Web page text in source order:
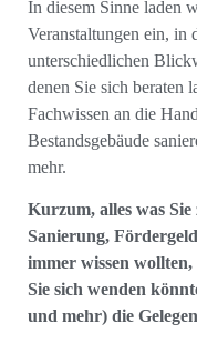
In diesem Sinne laden
Veranstaltungen ein, in
unterschiedlichen
denen Sie sich beraten
Fachwissen an die
Bestandsgebäude
mehr.
Kurzum, alles was
Sanierung,
immer wissen
Sie sich wenden
und mehr) die